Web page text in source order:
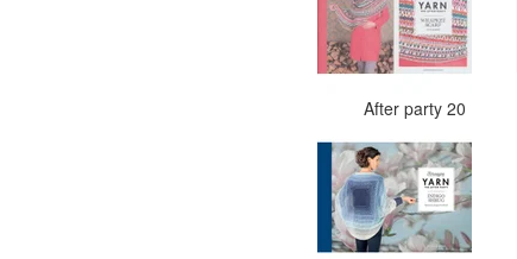
After party 20